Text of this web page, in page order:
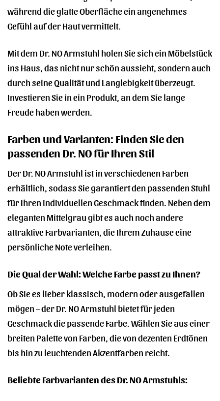
während die glatte Oberfläche ein angenehmes
Gefühl auf der Haut vermittelt.
Mit dem Dr. NO Armstuhl holen Sie sich ein Möbelstück
ins Haus, das nicht nur schön aussieht, sondern auch
durch seine Qualität und Langlebigkeit überzeugt.
Investieren Sie in ein Produkt, an dem Sie lange
Freude haben werden.
Farben und Varianten: Finden Sie den
passenden Dr. NO für Ihren Stil
Der Dr. NO Armstuhl ist in verschiedenen Farben
erhältlich, sodass Sie garantiert den passenden Stuhl
für Ihren individuellen Geschmack finden. Neben dem
eleganten Mittelgrau gibt es auch noch andere
attraktive Farbvarianten, die Ihrem Zuhause eine
persönliche Note verleihen.
Die Qual der Wahl: Welche Farbe passt zu Ihnen?
Ob Sie es lieber klassisch, modern oder ausgefallen
mögen – der Dr. NO Armstuhl bietet für jeden
Geschmack die passende Farbe. Wählen Sie aus einer
breiten Palette von Farben, die von dezenten Erdtönen
bis hin zu leuchtenden Akzentfarben reicht.
Beliebte Farbvarianten des Dr. NO Armstuhls: